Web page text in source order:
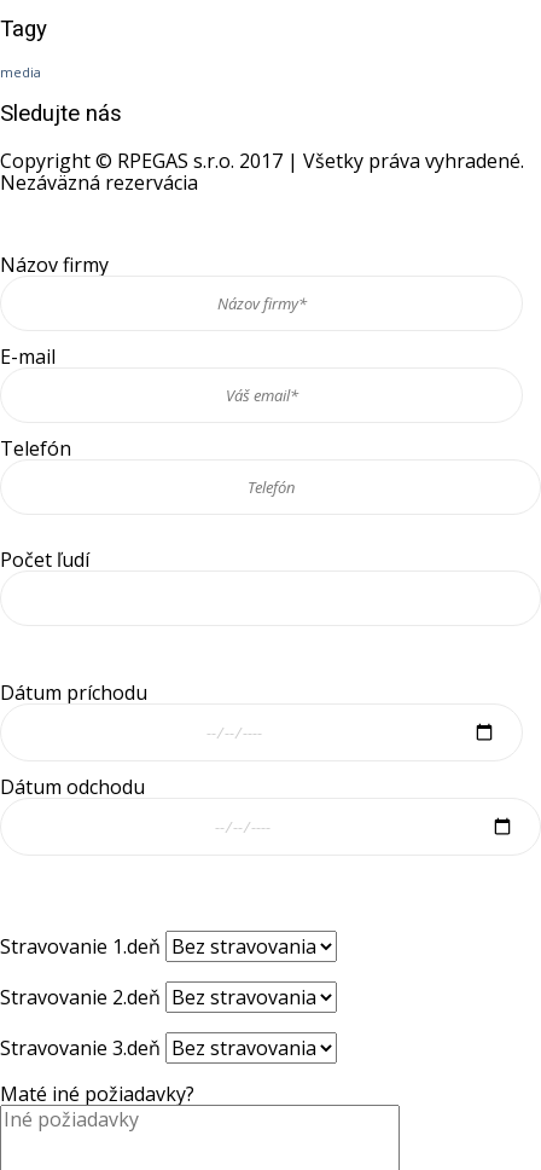
Tagy
media
Sledujte nás
Copyright © RPEGAS s.r.o. 2017 | Všetky práva vyhradené.
Nezáväzná rezervácia
Názov firmy
E-mail
Telefón
Počet ľudí
Dátum príchodu
Dátum odchodu
Stravovanie 1.deň
Stravovanie 2.deň
Stravovanie 3.deň
Maté iné požiadavky?